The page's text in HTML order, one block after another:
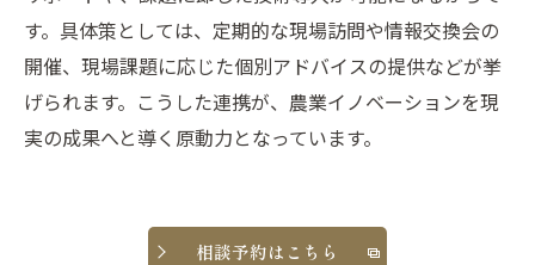
す。具体策としては、定期的な現場訪問や情報交換会の
開催、現場課題に応じた個別アドバイスの提供などが挙
げられます。こうした連携が、農業イノベーションを現
実の成果へと導く原動力となっています。
相談予約はこちら